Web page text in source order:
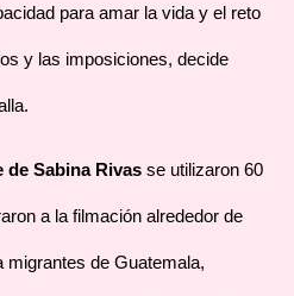
para amar la vida y el reto
y las imposiciones, decide
de Sabina Rivas se utilizaron 60
a la filmación alrededor de
de Guatemala,